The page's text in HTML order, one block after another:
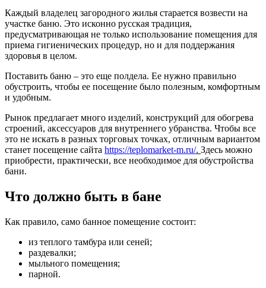
Каждый владелец загородного жилья старается возвести на
участке баню. Это исконно русская традиция,
предусматривающая не только использование помещения для
приема гигиенических процедур, но и для поддержания
здоровья в целом.
Поставить баню – это еще полдела. Ее нужно правильно
обустроить, чтобы ее посещение было полезным, комфортным
и удобным.
Рынок предлагает много изделий, конструкций для обогрева
строений, аксессуаров для внутреннего убранства. Чтобы все
это не искать в разных торговых точках, отличным вариантом
станет посещение сайта https://teplomarket-m.ru/. Здесь можно
приобрести, практически, все необходимое для обустройства
бани.
Что должно быть в бане
Как правило, само банное помещение состоит:
из теплого тамбура или сеней;
раздевалки;
мыльного помещения;
парной.